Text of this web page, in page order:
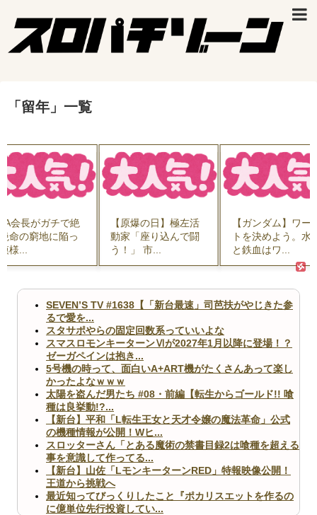
「 留年 」 一覧
会長がガチで絶
命の窮地に陥っ
様...
【原爆の日】極左活
動家「座り込んで闘
う！」 市...
【ガンダム】ワー
トを決めよう。水
と鉄血はワ...
SEVEN’S TV #1638【「新台最速」司芭扶がやじきた参
るで愛を...
スタサポやらの固定回数系っていいよな
スマスロモンキーターンⅥが2027年1月以降に登場！？
ゼーガペインは抱き...
5号機の時って、面白いA+ART機がたくさんあって楽し
かったよなｗｗｗ
太陽を盗んだ男たち #08・前編【転生からゴールド!! 喰
種は良挙動!?...
【新台】平和「L転生王女と天才令嬢の魔法革命」公式
の機種情報が公開！Wヒ...
スロッターさん「とある魔術の禁書目録2は喰種を超える
事を意識して作ってる...
【新台】山佐「LモンキーターンRED」特報映像公開！
王道から挑戦へ
最近知ってびっくりしたこと『ポカリスエットを作るの
に億単位先行投資してい...